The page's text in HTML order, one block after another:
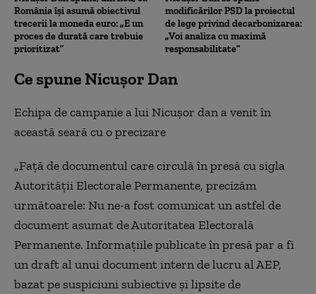
România își asumă obiectivul
trecerii la moneda euro: „E un
proces de durată care trebuie
prioritizat”
modificărilor PSD la proiectul
de lege privind decarbonizarea:
„Voi analiza cu maximă
responsabilitate”
Ce spune Nicușor Dan
Echipa de campanie a lui Nicușor dan a venit în
această seară cu o precizare
„Față de documentul care circulă în presă cu sigla
Autorității Electorale Permanente, precizăm
următoarele: Nu ne-a fost comunicat un astfel de
document asumat de Autoritatea Electorală
Permanente. Informațiile publicate în presă par a fi
un draft al unui document intern de lucru al AEP,
bazat pe suspiciuni subiective și lipsite de